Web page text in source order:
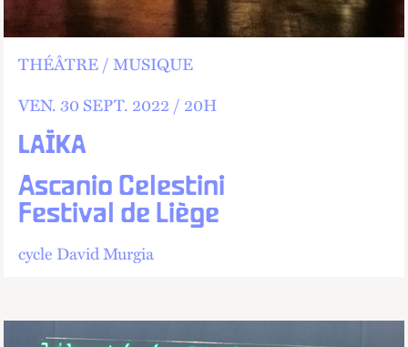
LAÏKA
Ascanio Celestini
Festival de Liège
Dernières places
THÉÂTRE MUSIQUE
VEN.30 SEPT. 2022 / 20H
cycle David Murgia